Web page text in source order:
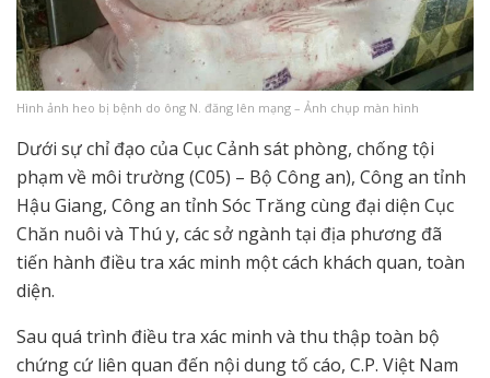
Hình ảnh heo bị bệnh do ông N. đăng lên mạng – Ảnh chụp màn hình
Dưới sự chỉ đạo của Cục Cảnh sát phòng, chống tội
phạm về môi trường (C05) – Bộ Công an), Công an tỉnh
Hậu Giang, Công an tỉnh Sóc Trăng cùng đại diện Cục
Chăn nuôi và Thú y, các sở ngành tại địa phương đã
tiến hành điều tra xác minh một cách khách quan, toàn
diện.
Sau quá trình điều tra xác minh và thu thập toàn bộ
chứng cứ liên quan đến nội dung tố cáo, C.P. Việt Nam